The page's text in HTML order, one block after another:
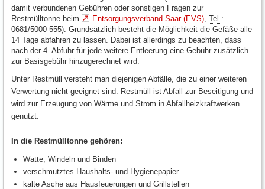
damit verbundenen Gebühren oder sonstigen Fragen zur
Restmülltonne beim
Entsorgungsverband Saar (EVS) Tel. :
0681/5000-555). Grundsätzlich besteht die Möglichkeit die Gefäße alle
14 Tage abfahren zu lassen. Dabei ist allerdings zu beachten, dass
nach der 4. Abfuhr für jede weitere Entleerung eine Gebühr zusätzlich
zur Basisgebühr hinzugerechnet wird.
Unter Restmüll versteht man diejenigen Abfälle, die zu einer weiteren
Verwertung nicht geeignet sind. Restmüll ist Abfall zur Beseitigung und
wird zur Erzeugung von Wärme und Strom in Abfallheizkraftwerken
genutzt.
In die Restmülltonne gehören:
Watte, Windeln und Binden
verschmutztes Haushalts- und Hygienepapier
kalte Asche aus Hausfeuerungen und Grillstellen